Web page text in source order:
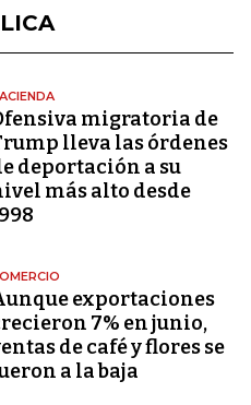
migratoria de
lleva las órdenes
deportación a su
más alto desde
exportaciones
7% en junio,
de café y flores se
a la baja